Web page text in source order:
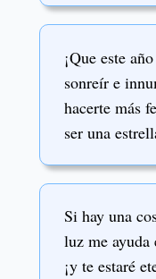
¡Que este
sonreír e
hacerte más
ser una
Si hay una
luz me ayuda
¡y te estaré